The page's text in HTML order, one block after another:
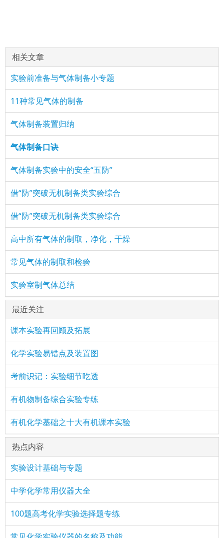
相关文章
实验前准备与气体制备小专题
11种常见气体的制备
气体制备装置归纳
气体制备口诀
气体制备实验中的安全“五防”
借“防”突破无机制备类实验综合
借“防”突破无机制备类实验综合
高中所有气体的制取，净化，干燥
常见气体的制取和检验
实验室制气体总结
最近关注
课本实验再回顾及拓展
化学实验易错点及装置图
考前识记：实验细节吃透
有机物制备综合实验专练
有机化学基础之十大有机课本实验
热点内容
实验设计基础与专题
中学化学常用仪器大全
100题高考化学实验选择题专练